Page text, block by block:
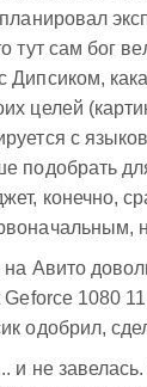
тут сам бог
Дипсиком,
целей
с
подобрать
конечно,
на Авито
Geforce 1080
одобрил,
и не